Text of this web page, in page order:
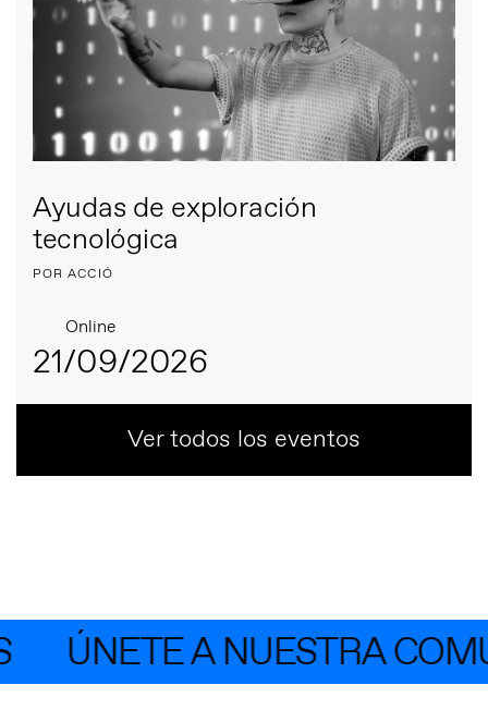
Ayudas de exploración
tecnológica
POR ACCIÓ
Online
21/09/2026
Ver todos los eventos
ÚNETE A NUESTRA